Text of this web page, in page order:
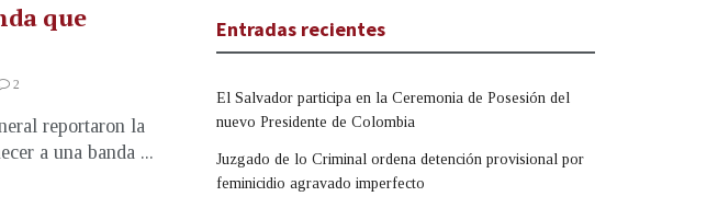
que
2
reportaron la
a una banda ...
Entradas recientes
El Salvador participa en la Ceremonia de Posesión del
nuevo Presidente de Colombia
Juzgado de lo Criminal ordena detención provisional por
feminicidio agravado imperfecto